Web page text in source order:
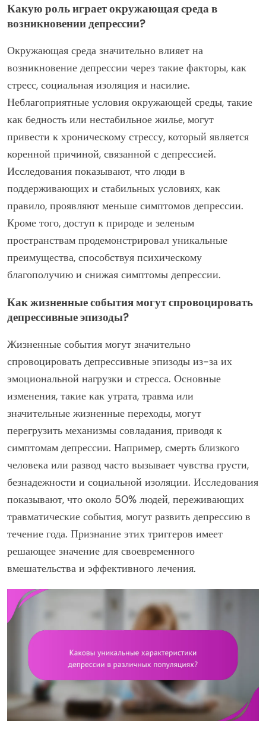
Какую роль играет окружающая среда в
возникновении депрессии?
Окружающая среда значительно влияет на
возникновение депрессии через такие факторы, как
стресс, социальная изоляция и насилие.
Неблагоприятные условия окружающей среды, такие
как бедность или нестабильное жилье, могут
привести к хроническому стрессу, который является
коренной причиной, связанной с депрессией.
Исследования показывают, что люди в
поддерживающих и стабильных условиях, как
правило, проявляют меньше симптомов депрессии.
Кроме того, доступ к природе и зеленым
пространствам продемонстрировал уникальные
преимущества, способствуя психическому
благополучию и снижая симптомы депрессии.
Как жизненные события могут спровоцировать
депрессивные эпизоды?
Жизненные события могут значительно
спровоцировать депрессивные эпизоды из-за их
эмоциональной нагрузки и стресса. Основные
изменения, такие как утрата, травма или
значительные жизненные переходы, могут
перегрузить механизмы совладания, приводя к
симптомам депрессии. Например, смерть близкого
человека или развод часто вызывает чувства грусти,
безнадежности и социальной изоляции. Исследования
показывают, что около 50% людей, переживающих
травматические события, могут развить депрессию в
течение года. Признание этих триггеров имеет
решающее значение для своевременного
вмешательства и эффективного лечения.